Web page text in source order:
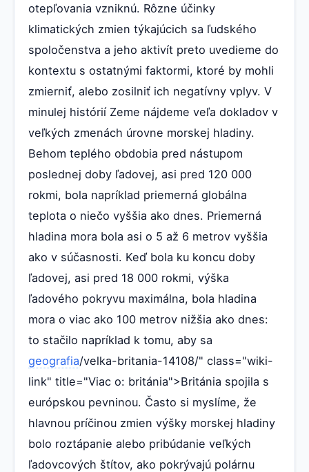
otepľovania vzniknú. Rôzne účinky
klimatických zmien týkajúcich sa ľudského
spoločenstva a jeho aktivít preto uvedieme do
kontextu s ostatnými faktormi, ktoré by mohli
zmierniť, alebo zosilniť ich negatívny vplyv. V
minulej histórií Zeme nájdeme veľa dokladov v
veľkých zmenách úrovne morskej hladiny.
Behom teplého obdobia pred nástupom
poslednej doby ľadovej, asi pred 120 000
rokmi, bola napríklad priemerná globálna
teplota o niečo vyššia ako dnes. Priemerná
hladina mora bola asi o 5 až 6 metrov vyššia
ako v súčasnosti. Keď bola ku koncu doby
ľadovej, asi pred 18 000 rokmi, výška
ľadového pokryvu maximálna, bola hladina
mora o viac ako 100 metrov nižšia ako dnes:
to stačilo napríklad k tomu, aby sa
geografia/velka-britania-14108/" class="wiki-
link" title="Viac o: británia">Británia spojila s
európskou pevninou. Často si myslíme, že
hlavnou príčinou zmien výšky morskej hladiny
bolo roztápanie alebo pribúdanie veľkých
ľadovcových štítov, ako pokrývajú polárnu